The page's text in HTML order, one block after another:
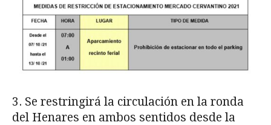
3. Se restringirá la circulación en la ronda
del Henares en ambos sentidos desde la